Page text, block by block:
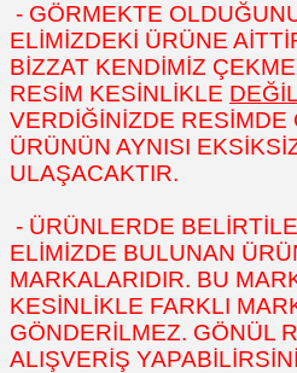
- GÖRMEKTE
ELİMİZDEKİ ÜRÜNE
BİZZAT KENDİMİZ
RESİM KESİNLİKLE
VERDİĞİNİZDE RESİMDE
ÜRÜNÜN AYNISI
ULAŞACAKTIR.
- ÜRÜNLERDE
ELİMİZDE BULUNAN
MARKALARIDIR. BU
KESİNLİKLE FARKLI
GÖNDERİLMEZ. GÖNÜL
ALIŞVERİŞ